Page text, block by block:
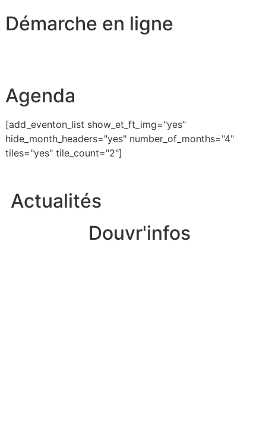
Démarche en ligne
Agenda
[add_eventon_list show_et_ft_img="yes"
hide_month_headers="yes" number_of_months="4"
tiles="yes" tile_count="2"]
Actualités
Douvr'infos